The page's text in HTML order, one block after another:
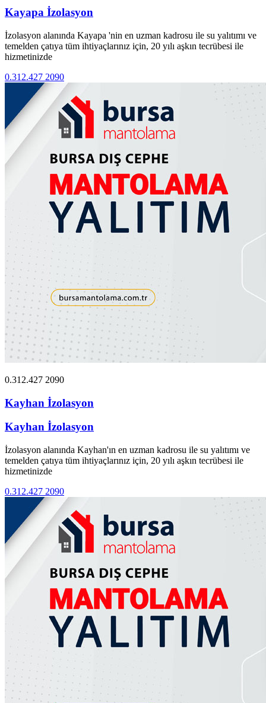
Kayapa İzolasyon
İzolasyon alanında Kayapa 'nin en uzman kadrosu ile su yalıtımı ve
temelden çatıya tüm ihtiyaçlarınız için, 20 yılı aşkın tecrübesi ile
hizmetinizde
0.312.427 2090
0.312.427 2090
Kayhan İzolasyon
Kayhan İzolasyon
İzolasyon alanında Kayhan'ın en uzman kadrosu ile su yalıtımı ve
temelden çatıya tüm ihtiyaçlarınız için, 20 yılı aşkın tecrübesi ile
hizmetinizde
0.312.427 2090